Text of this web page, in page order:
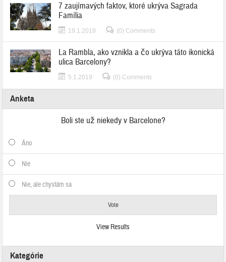
7 zaujímavých faktov, ktoré ukrýva Sagrada
Família
19.1.2019 (0) Comments
La Rambla, ako vznikla a čo ukrýva táto ikonická
ulica Barcelony?
5.1.2019 (0) Comments
Anketa
Boli ste už niekedy v Barcelone?
Áno
Nie
Nie, ale chystám sa
View Results
Kategórie